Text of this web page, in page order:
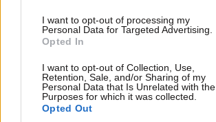
I want to opt-out of processing my
Personal Data for Targeted Advertising.
Opted In
I want to opt-out of Collection, Use,
Retention, Sale, and/or Sharing of my
Personal Data that Is Unrelated with the
Purposes for which it was collected.
Opted Out